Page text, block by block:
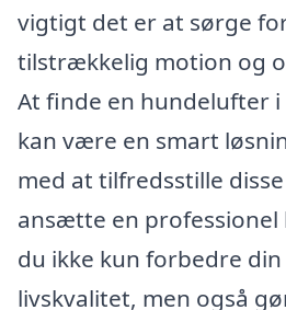
vigtigt det er at sørge
tilstrækkelig motion og
At finde en hundelufter
kan være en smart
med at tilfredsstille
ansætte en
du ikke kun forbedre
livskvalitet, men også